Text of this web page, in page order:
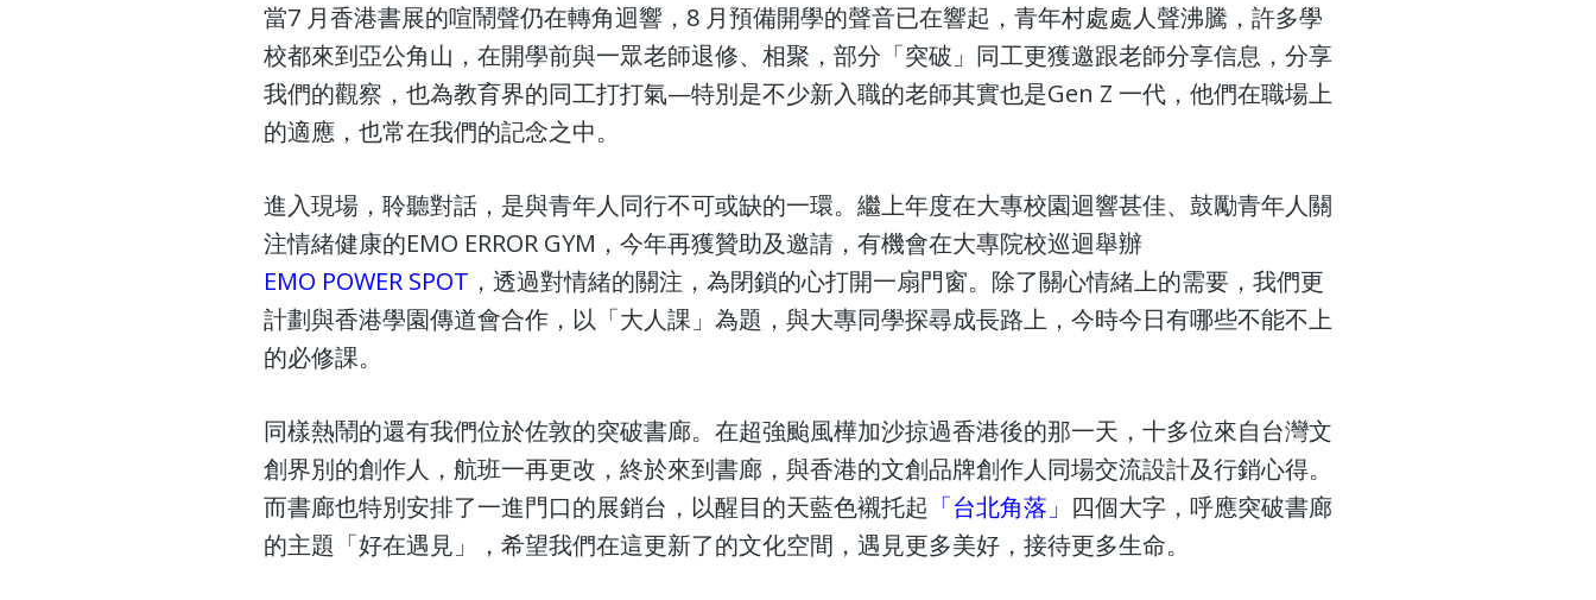
當7 月香港書展的喧鬧聲仍在轉角迴響，8 月預備開學的聲音已在響起，青年村處處人聲沸騰，許多學
校都來到亞公角山，在開學前與一眾老師退修、相聚，部分「突破」同工更獲邀跟老師分享信息，分享
我們的觀察，也為教育界的同工打打氣—特別是不少新入職的老師其實也是Gen Z 一代，他們在職場上
的適應，也常在我們的記念之中。
進入現場，聆聽對話，是與青年人同行不可或缺的一環。繼上年度在大專校園迴響甚佳、鼓勵青年人關
注情緒健康的EMO ERROR GYM，今年再獲贊助及邀請，有機會在大專院校巡迴舉辦
EMO POWER SPOT ，透過對情緒的關注，為閉鎖的心打開一扇門窗。除了關心情緒上的需要，我們更
計劃與香港學園傳道會合作，以「大人課」為題，與大專同學探尋成長路上，今時今日有哪些不能不上
的必修課。
同樣熱鬧的還有我們位於佐敦的突破書廊。在超強颱風樺加沙掠過香港後的那一天，十多位來自台灣文
創界別的創作人，航班一再更改，終於來到書廊，與香港的文創品牌創作人同場交流設計及行銷心得。
而書廊也特別安排了一進門口的展銷台，以醒目的天藍色襯托起 「台北角落」 四個大字，呼應突破書廊
的主題「好在遇見」，希望我們在這更新了的文化空間，遇見更多美好，接待更多生命。